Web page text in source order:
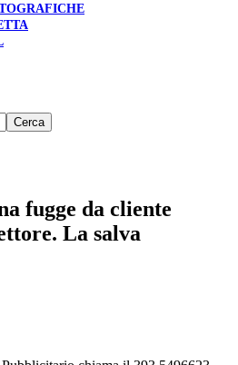
fugge da cliente
La salva